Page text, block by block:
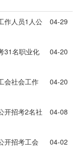
作人员1人公
04-29
31名职业化
04-20
会社会工作
04-20
开招考2名社
04-08
开招考工会
04-02